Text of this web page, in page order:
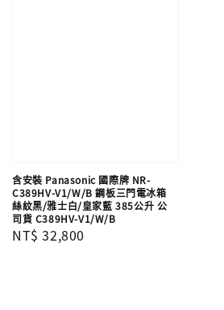
含安裝 Panasonic 國際牌 NR-
C389HV-V1/W/B 鋼板三門電冰箱
絲紋黑/雅士白/皇家藍 385公升 公
司貨 C389HV-V1/W/B
Regular
NT$ 32,800